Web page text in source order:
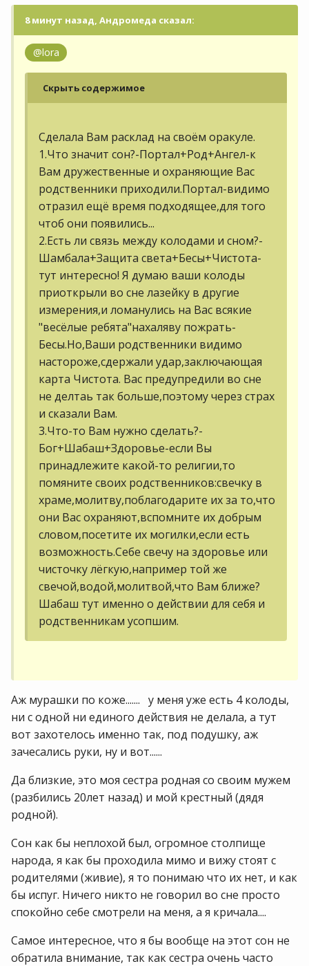
8 минут назад, Андромеда сказал:
@lora
Скрыть содержимое
Сделала Вам расклад на своём оракуле.
1.Что значит сон?-Портал+Род+Ангел-к
Вам дружественные и охраняющие Вас
родственники приходили.Портал-видимо
отразил ещё время подходящее,для того
чтоб они появились...
2.Есть ли связь между колодами и сном?-
Шамбала+Защита света+Бесы+Чистота-
тут интересно! Я думаю ваши колоды
приоткрыли во сне лазейку в другие
измерения,и ломанулись на Вас всякие
"весёлые ребята"нахаляву пожрать-
Бесы.Но,Ваши родственники видимо
настороже,сдержали удар,заключающая
карта Чистота. Вас предупредили во сне
не делтаь так больше,поэтому через страх
и сказали Вам.
3.Что-то Вам нужно сделать?-
Бог+Шабаш+Здоровье-если Вы
принадлежите какой-то религии,то
помяните своих родственников:свечку в
храме,молитву,поблагодарите их за то,что
они Вас охраняют,вспомните их добрым
словом,посетите их могилки,если есть
возможность.Себе свечу на здоровье или
чисточку лёгкую,например той же
свечой,водой,молитвой,что Вам ближе?
Шабаш тут именно о действии для себя и
родственникам усопшим.
Аж мурашки по коже....... у меня уже есть 4 колоды,
ни с одной ни единого действия не делала, а тут
вот захотелось именно так, под подушку, аж
зачесались руки, ну и вот......
Да близкие, это моя сестра родная со своим мужем
(разбились 20лет назад) и мой крестный (дядя
родной).
Сон как бы неплохой был, огромное столпище
народа, я как бы проходила мимо и вижу стоят с
родителями (живие), я то понимаю что их нет, и как
бы испуг. Ничего никто не говорил во сне просто
спокойно себе смотрели на меня, а я кричала....
Самое интересное, что я бы вообще на этот сон не
обратила внимание, так как сестра очень часто